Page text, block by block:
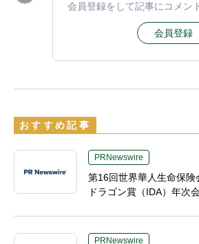
会員登録をして記事にコメン
会員登録
おすすめ記事
PRNewswire
第16回世界華人生命保
ドラゴン賞（IDA）年次
PRNewswire